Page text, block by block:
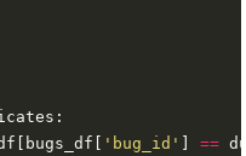
'bug_id' ] ==